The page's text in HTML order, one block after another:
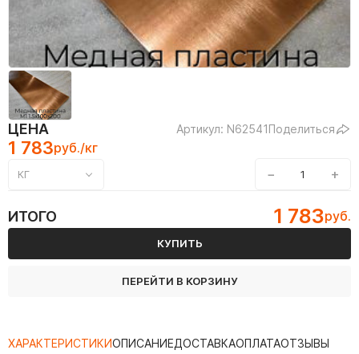
ЦЕНА Артикул: N62541Поделиться
1 783руб./кг
КГ − +
ИТОГО 1 783руб.
КУПИТЬ
ПЕРЕЙТИ В КОРЗИНУ
ХАРАКТЕРИСТИКИОПИСАНИЕДОСТАВКАОПЛАТАОТЗЫВЫ